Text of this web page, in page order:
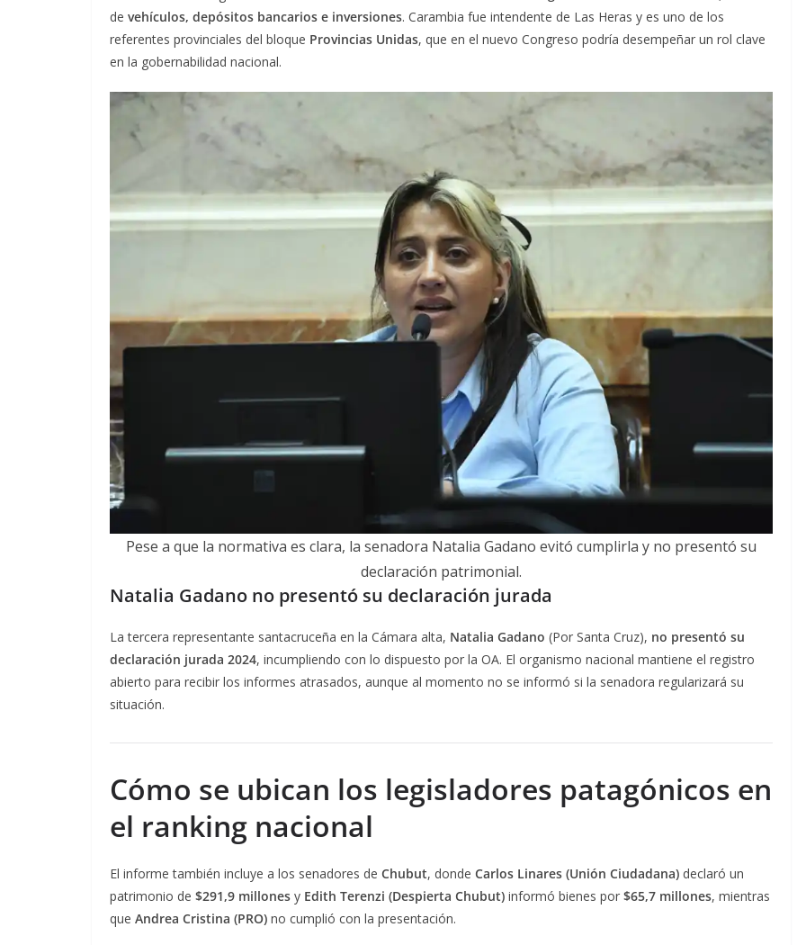
de vehículos, depósitos bancarios e inversiones. Carambia fue intendente de Las Heras y es uno de los
referentes provinciales del bloque Provincias Unidas, que en el nuevo Congreso podría desempeñar un rol clave
en la gobernabilidad nacional.
Pese a que la normativa es clara, la senadora Natalia Gadano evitó cumplirla y no presentó su
declaración patrimonial.
Natalia Gadano no presentó su declaración jurada
La tercera representante santacruceña en la Cámara alta, Natalia Gadano (Por Santa Cruz), no presentó su
declaración jurada 2024, incumpliendo con lo dispuesto por la OA. El organismo nacional mantiene el registro
abierto para recibir los informes atrasados, aunque al momento no se informó si la senadora regularizará su
situación.
Cómo se ubican los legisladores patagónicos en
el ranking nacional
El informe también incluye a los senadores de Chubut, donde Carlos Linares (Unión Ciudadana) declaró un
patrimonio de $291,9 millones y Edith Terenzi (Despierta Chubut) informó bienes por $65,7 millones, mientras
que Andrea Cristina (PRO) no cumplió con la presentación.